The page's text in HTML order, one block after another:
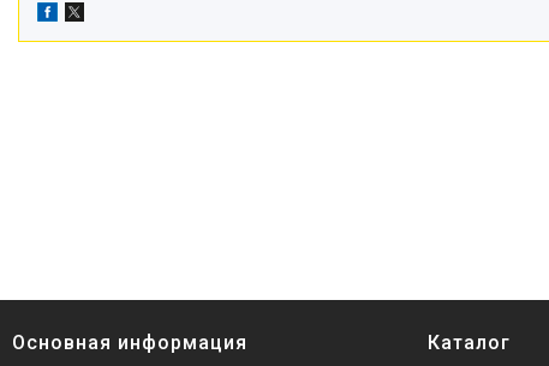
Основная информация Каталог